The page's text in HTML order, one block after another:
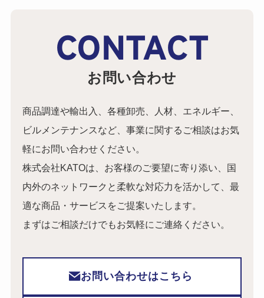
CONTACT
お問い合わせ
商品調達や輸出入、各種卸売、人材、エネルギー、
ビルメンテナンスなど、事業に関するご相談はお気
軽にお問い合わせください。
株式会社KATOは、お客様のご要望に寄り添い、国
内外のネットワークと柔軟な対応力を活かして、最
適な商品・サービスをご提案いたします。
まずはご相談だけでもお気軽にご連絡ください。
お問い合わせはこちら